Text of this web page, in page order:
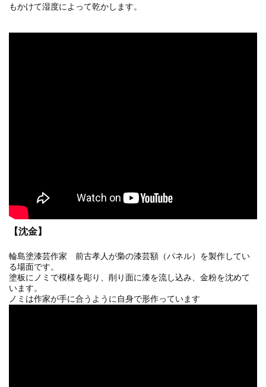
もかけて湿度によって乾かします。
【沈金】
輪島塗漆芸作家 前古孝人が梟の漆芸額（パネル）を製作してい
る場面です。
塗板にノミで模様を彫り、削り面に漆を流し込み、金粉を沈めて
います。
ノミは作家が手に合うように自身で形作っています